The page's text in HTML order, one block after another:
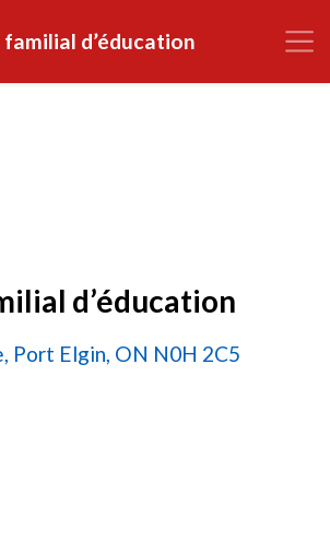
d’éducation
d’éducation
Port Elgin, ON N0H 2C5